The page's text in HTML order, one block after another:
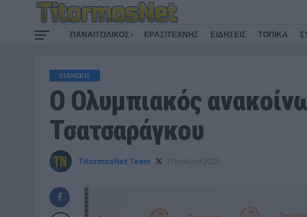
ΠΑΝΑΙΤΩΛΙΚΟΣ ΕΡΑΣΙΤΕΧΝΗΣ ΕΙΔΗΣΕΙΣ ΤΟΠΙΚΑ
ΕΙΔΗΣΕΙΣ
Ο Ολυμπιακός
Τσατσαράγκου
TitormosNet Team 11 Ιουλίου 2025